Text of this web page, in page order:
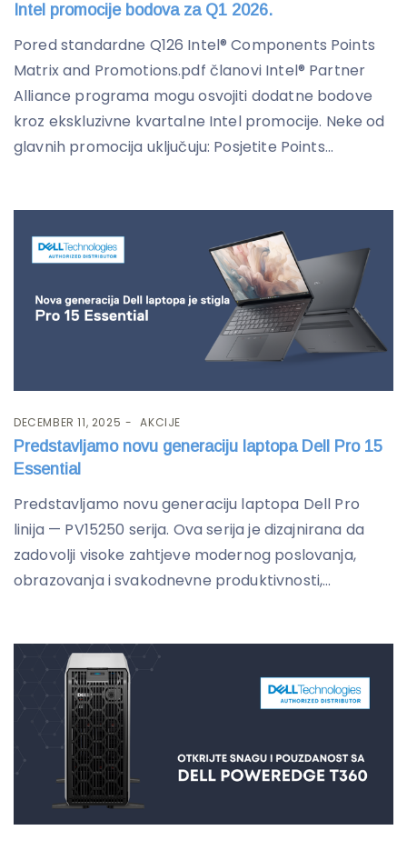
Intel promocije bodova za Q1 2026.
Pored standardne Q126 Intel® Components Points
Matrix and Promotions.pdf članovi Intel® Partner
Alliance programa mogu osvojiti dodatne bodove
kroz ekskluzivne kvartalne Intel promocije. Neke od
glavnih promocija uključuju: Posjetite Points...
DECEMBER 11, 2025 AKCIJE
Predstavljamo novu generaciju laptopa Dell Pro 15
Essential
Predstavljamo novu generaciju laptopa Dell Pro
linija — PV15250 serija. Ova serija je dizajnirana da
zadovolji visoke zahtjeve modernog poslovanja,
obrazovanja i svakodnevne produktivnosti,...